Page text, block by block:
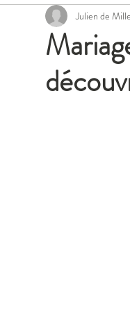
Personnaliser mon mariage
Julien de